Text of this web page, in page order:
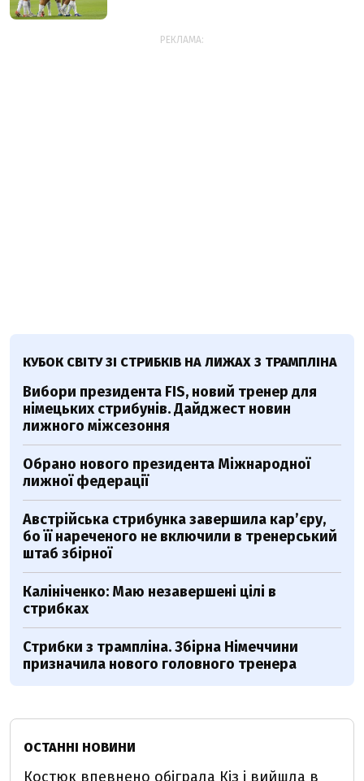
РЕКЛАМА:
КУБОК СВІТУ ЗІ СТРИБКІВ НА ЛИЖАХ З ТРАМПЛІНА
Вибори президента FIS, новий тренер для
німецьких стрибунів. Дайджест новин
лижного міжсезоння
Обрано нового президента Міжнародної
лижної федерації
Австрійська стрибунка завершила кар’єру,
бо її нареченого не включили в тренерський
штаб збірної
Калініченко: Маю незавершені цілі в
стрибках
Стрибки з трампліна. Збірна Німеччини
призначила нового головного тренера
ОСТАННІ НОВИНИ
Костюк впевнено обіграла Кіз і вийшла в